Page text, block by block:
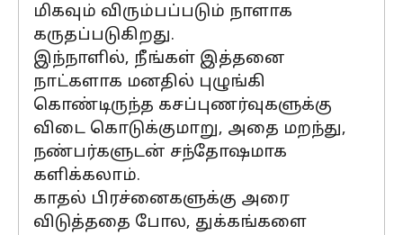
மிகவும் விரும்பப்படும் நாளாக
கருதப்படுகிறது.
இந்நாளில், நீங்கள் இத்தனை
நாட்களாக மனதில் புழுங்கி
கொண்டிருந்த கசப்புணர்வுகளுக்கு
விடை கொடுக்குமாறு, அதை மறந்து,
நண்பர்களுடன் சந்தோஷமாக
களிக்கலாம்.
காதல் பிரச்னைகளுக்கு அரை
விடுத்ததை போல, துக்கங்களை